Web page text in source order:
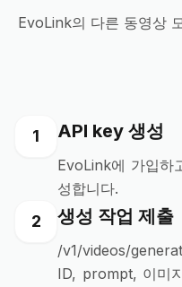
EvoLink의 다른 동영상
1 API key 생성
EvoLink에 가입하
성합니다.
2 생성 작업 제출
/v1/videos/
ID, prompt, 이미